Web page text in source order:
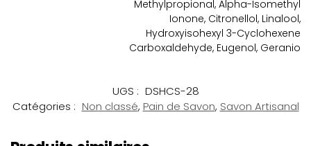
Methylpropional, Alpha-Isomethyl
Ionone, Citronellol, Linalool,
Hydroxyisohexyl 3-Cyclohexene
Carboxaldehyde, Eugenol, Geranio
UGS : DSHCS-28
Catégories : Non classé, Pain de Savon, Savon Artisanal